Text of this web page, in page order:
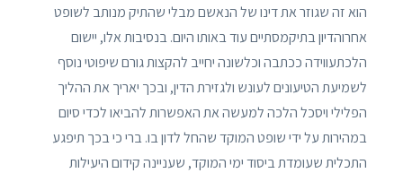
הוא זה שגוזר את דינו של הנאשם מבלי שהתיק מנותב לשופט
אחרוהדיון בתיקמסתיים עוד באותו היום. בנסיבות אלו, יישום
הלכתעווידה ככתבה וכלשונה יחייב להקצות גורם שיפוטי נוסף
לשמיעת הטיעונים לעונש ולגזירת הדין, ובכך יאריך את ההליך
הפלילי ויסכל הלכה למעשה את האפשרות להביאו לכדי סיום
במהירות על ידי שופט המוקד שהחל לדון בו. ברי כי בכך תיפגע
התכלית שעומדת ביסוד ימי המוקד, שעניינה קידום היעילות